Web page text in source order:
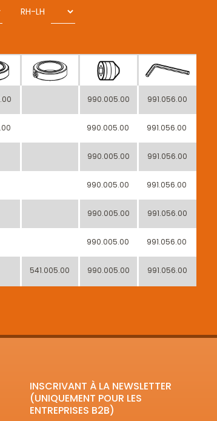
RH-LH
990.005.00 991.056.00
990.005.00 991.056.00
990.005.00 991.056.00
990.005.00 991.056.00
990.005.00 991.056.00
990.005.00 991.056.00
541.005.00 990.005.00 991.056.00
INSCRIVANT À LA NEWSLETTER
(UNIQUEMENT POUR LES
ENTREPRISES B2B)